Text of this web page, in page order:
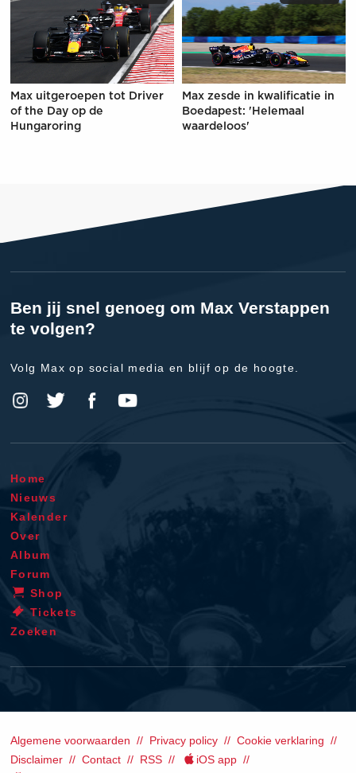
Max uitgeroepen tot Driver
of the Day op de
Hungaroring
Max zesde in kwalificatie in
Boedapest: 'Helemaal
waardeloos'
Ben jij snel genoeg om Max Verstappen
te volgen?
Volg Max op social media en blijf op de hoogte.
Home
Nieuws
Kalender
Over
Album
Forum
Shop
Tickets
Zoeken
Algemene voorwaarden Privacy policy
Cookie verklaring
Disclaimer
Contact RSS
iOS app